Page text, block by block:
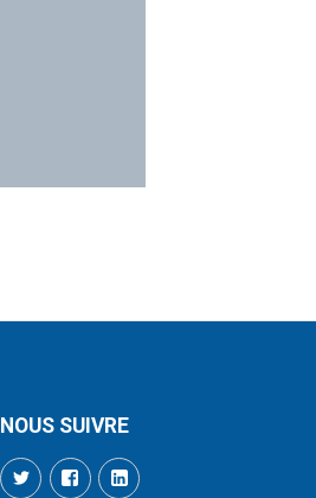
NOUS SUIVRE
TwitterFacebookLinkedIn